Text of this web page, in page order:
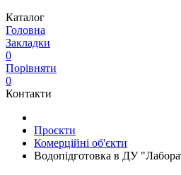
Каталог
Головна
Закладки
0
Порівняти
0
Контакти
Проєкти
Комерційні об'єкти
Водопідготовка в ДУ